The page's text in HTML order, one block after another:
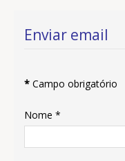
Enviar email
* Campo obrigatório
Nome *